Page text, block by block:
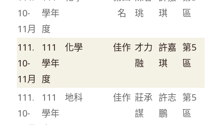
10-
11月
學年
度
名
珧
琪
區
111.
10-
11月
111
學年
度
化學 佳作 才力
融
許嘉
琪
第5
區
111.
10-
111
學年
地科 佳作 莊承
謀
許志
鵬
第5
區